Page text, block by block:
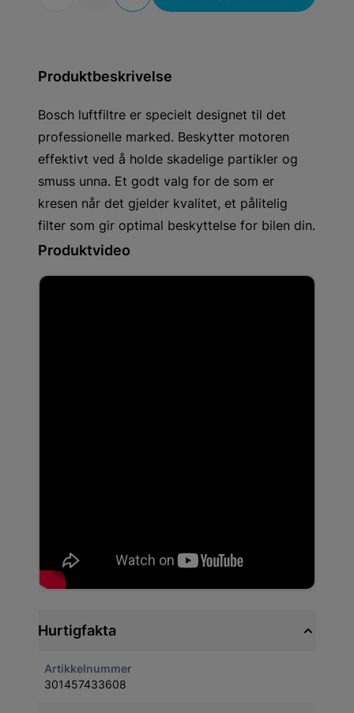
Produktbeskrivelse
Bosch luftfiltre er specielt designet til det
professionelle marked. Beskytter motoren
effektivt ved å holde skadelige partikler og
smuss unna. Et godt valg for de som er
kresen når det gjelder kvalitet, et pålitelig
filter som gir optimal beskyttelse for bilen din.
Produktvideo
Hurtigfakta
Artikkelnummer
301457433608